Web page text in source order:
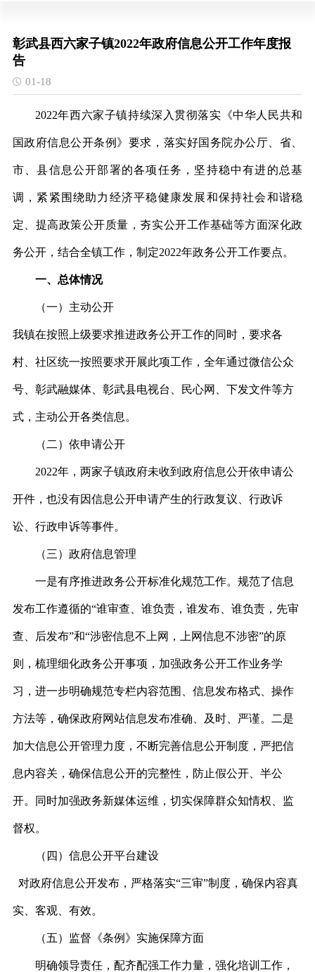
彰武县西六家子镇2022年政府信息公开工作年度报
告
01-18
2022年西六家子镇持续深 入贯彻落实《中华人民共和
国政府信息公开条例》要求，落实好国务院办公厅、省、
市、县信息公开部署的各项任务，坚持稳中有进的总基
调，紧紧围绕助力经济平稳健康发展和保持社会和谐稳
定、提高政策公开质量，夯实公开工作基础等方面深化政
务公开，结合全镇工作，制定2022年政务公开工作要点。
一、总体情况
（一） 主动公开
我镇在按照上级要求推进政务公开工作的同时，要求各
村、社区统一按照要求开展此项工作，全年通过微信公众
号、彰武融媒体、彰武县电视台、民心网、下发文件等方
式，主动公开各类信息。
（二）依申请公开
2022年，两家子镇政府未收到政府信息公开依申请公
开件，也没有因信息公开申请产生的行政复议、行政诉
讼、行政申诉等事件。
（三）政府信息管理
一是有序推进政务公开标准化规范工作。规范了信息
发布工作遵循的“谁审查、谁负责，谁发布、谁负责，先审
查、后发布”和“涉密信息不上网，上网信息不涉密”的原
则，梳理细化政务公开事项，加强政务公开工作业务学
习，进一步明确规范专栏内容范围、信息发布格式、操作
方法等，确保政府网站信息发布准确、及时、严谨。二是
加大信息公开管理力度，不断完善信息公开制度，严把信
息内容关，确保信息公开的完整性，防止假公开、半公
开。同时加强政务新媒体运维，切实保障群众知情权、监
督权。
（四）信息公开平台建设
对政府信息公开发布，严格落实“三审”制度，确保内容真
实、客观、有效。
（五） 监督《条例》实施保障方面
明确领导责任，配齐配强工作力量，强化培训工作，